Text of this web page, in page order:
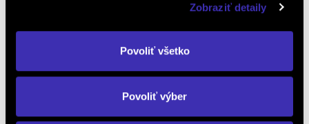
Zobraziť detaily
Povoliť všetko
Povoliť výber
Výkup vozidiel